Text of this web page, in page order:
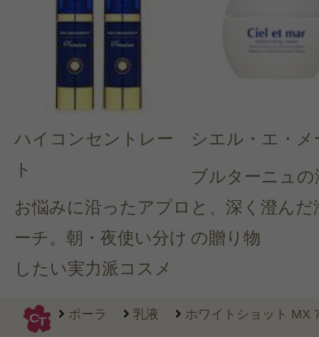
ハイコンセントレー
ト
お悩みに沿ったアプロ
ーチ。朝・夜使い分け
したい実力派コスメ
シエル・エ・メ
ブルターニュの
と、深く澄んだ
の贈り物
ポーラ 乳液 ホワイトショット MX